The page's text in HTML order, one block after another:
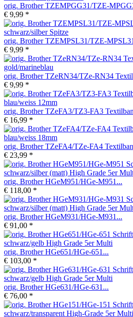
orig. Brother TZEMPGG31/TZE-
€ 9,99 *
orig. Brother TZEMPSL31/TZE-
€ 9,99 *
orig. Brother TZeRN34/TZe-RN34
€ 9,99 *
orig. Brother TZeFA3/TZ3-FA3
€ 16,99 *
orig. Brother TZeFA4/TZe-FA4
€ 23,99 *
orig. Brother HGeM951/HGe-M951...
€ 118,00 *
orig. Brother HGeM931/HGe-M931...
€ 91,00 *
orig. Brother HGe651/HGe-651...
€ 103,00 *
orig. Brother HGe631/HGe-631...
€ 76,00 *